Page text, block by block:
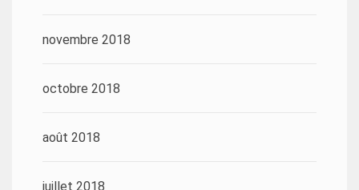
novembre 2018
octobre 2018
août 2018
juillet 2018